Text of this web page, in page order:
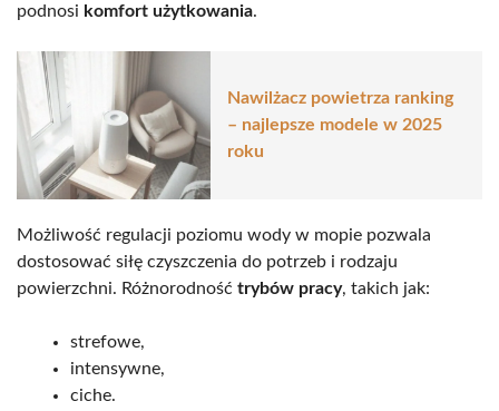
podnosi komfort użytkowania.
Nawilżacz powietrza ranking
– najlepsze modele w 2025
roku
Możliwość regulacji poziomu wody w mopie pozwala
dostosować siłę czyszczenia do potrzeb i rodzaju
powierzchni. Różnorodność trybów pracy, takich jak:
strefowe,
intensywne,
ciche.